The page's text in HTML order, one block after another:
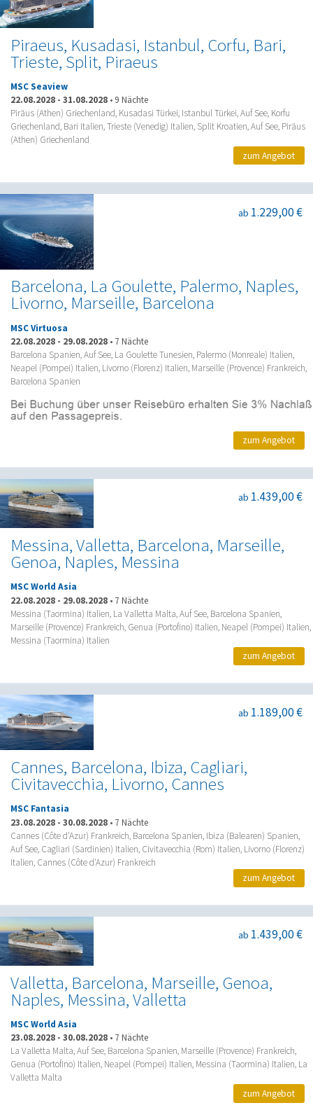
Piraeus, Kusadasi, Istanbul, Corfu, Bari,
Trieste, Split, Piraeus
MSC Seaview
22.08.2028 - 31.08.2028 • 9 Nächte
Piräus (Athen) Griechenland, Kusadasi Türkei, Istanbul Türkei, Auf See, Korfu
Griechenland, Bari Italien, Trieste (Venedig) Italien, Split Kroatien, Auf See, Piräus
(Athen) Griechenland
zum Angebot
Barcelona, La Goulette, Palermo, Naples,
Livorno, Marseille, Barcelona
ab 1.229,00 €
MSC Virtuosa
22.08.2028 - 29.08.2028 • 7 Nächte
Barcelona Spanien, Auf See, La Goulette Tunesien, Palermo (Monreale) Italien,
Neapel (Pompei) Italien, Livorno (Florenz) Italien, Marseille (Provence) Frankreich,
Barcelona Spanien
zum Angebot
Messina, Valletta, Barcelona, Marseille,
Genoa, Naples, Messina
ab 1.439,00 €
MSC World Asia
22.08.2028 - 29.08.2028 • 7 Nächte
Messina (Taormina) Italien, La Valletta Malta, Auf See, Barcelona Spanien,
Marseille (Provence) Frankreich, Genua (Portofino) Italien, Neapel (Pompei) Italien,
Messina (Taormina) Italien
zum Angebot
Cannes, Barcelona, Ibiza, Cagliari,
Civitavecchia, Livorno, Cannes
ab 1.189,00 €
MSC Fantasia
23.08.2028 - 30.08.2028 • 7 Nächte
Cannes (Côte d'Azur) Frankreich, Barcelona Spanien, Ibiza (Balearen) Spanien,
Auf See, Cagliari (Sardinien) Italien, Civitavecchia (Rom) Italien, Livorno (Florenz)
Italien, Cannes (Côte d'Azur) Frankreich
zum Angebot
Valletta, Barcelona, Marseille, Genoa,
Naples, Messina, Valletta
ab 1.439,00 €
MSC World Asia
23.08.2028 - 30.08.2028 • 7 Nächte
La Valletta Malta, Auf See, Barcelona Spanien, Marseille (Provence) Frankreich,
Genua (Portofino) Italien, Neapel (Pompei) Italien, Messina (Taormina) Italien, La
Valletta Malta
zum Angebot